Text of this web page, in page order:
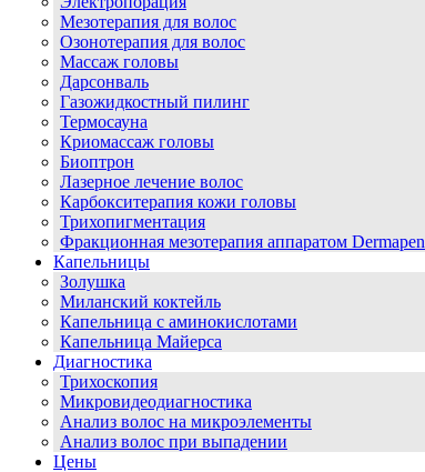
Мезотерапия для волос
Озонотерапия для волос
Массаж головы
Дарсонваль
Газожидкостный пилинг
Термосауна
Криомассаж головы
Биоптрон
Лазерное лечение волос
Карбокситерапия кожи головы
Трихопигментация
Фракционная мезотерапия аппаратом Dermapen
Капельницы
Золушка
Миланский коктейль
Капельница с аминокислотами
Капельница Майерса
Диагностика
Трихоскопия
Микровидеодиагностика
Анализ волос на микроэлементы
Анализ волос при выпадении
Цены